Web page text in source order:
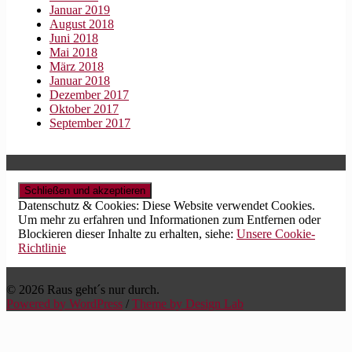
Januar 2019
August 2018
Juni 2018
Mai 2018
März 2018
Januar 2018
Dezember 2017
Oktober 2017
September 2017
Datenschutz & Cookies: Diese Website verwendet Cookies.
Um mehr zu erfahren und Informationen zum Entfernen oder
Blockieren dieser Inhalte zu erhalten, siehe: Unsere Cookie-
Richtlinie
© 2026 Raus geht´s nur durch.
Powered by WordPress / Theme by Design Lab